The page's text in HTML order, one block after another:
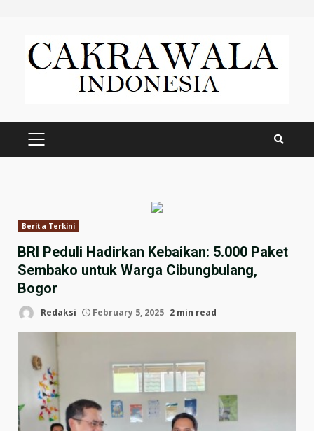
content
PRIMARY
Berita Terkini
BRI Peduli Hadirkan Kebaikan: 5.000 Paket
Sembako untuk Warga Cibungbulang,
Bogor
Redaksi February 5, 2025 2 min read